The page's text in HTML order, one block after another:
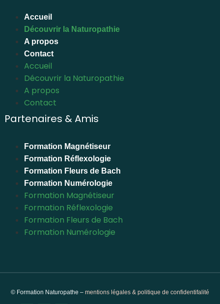
Accueil
Découvrir la Naturopathie
A propos
Contact
Accueil
Découvrir la Naturopathie
A propos
Contact
Partenaires & Amis
Formation Magnétiseur
Formation Réflexologie
Formation Fleurs de Bach
Formation Numérologie
Formation Magnétiseur
Formation Réflexologie
Formation Fleurs de Bach
Formation Numérologie
© Formation Naturopathe – mentions légales & politique de confidentifalité